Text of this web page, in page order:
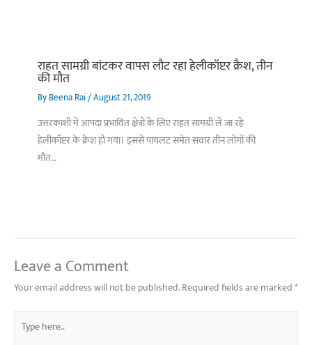
राहत सामग्री बांटकर वापस लौट रहा हेलीकॉप्टर क्रैश, तीन
की मौत
ByBeena Rai/August 21, 2019
उत्तरकाशी में आपदा प्रभावित क्षेत्रों के लिए राहत सामग्री ले जा रहे
हेलीकॉप्टर के क्रेश हो गया। इससे पायलट समेत सवार तीन लोगों की
मौत…
Leave a Comment
Your email address will not be published.Required fields are marked*
here..